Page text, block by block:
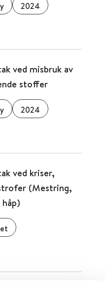
2024
ved misbruk av
stoffer
2024
ved kriser,
(Mestring,